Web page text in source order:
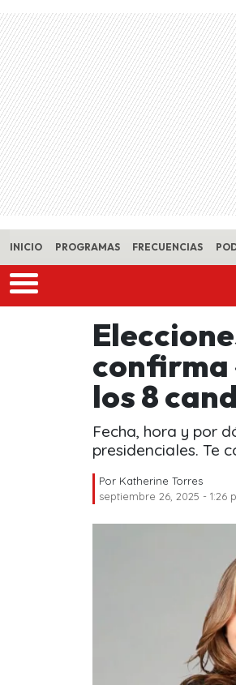
Skip to main content
INICIO PROGRAMAS FRECUENCIAS
confirma
los 8
Fecha, hora y por
presidenciales. Te
Por Katherine Torres
septiembre 26, 2025 - 1:26